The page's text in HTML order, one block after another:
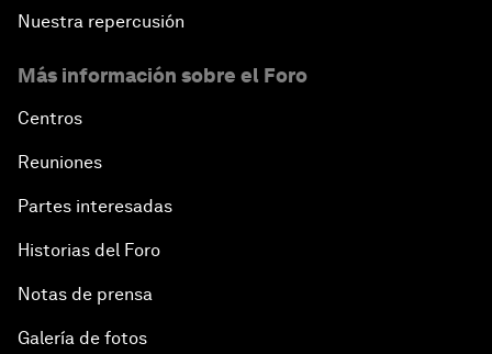
Nuestra repercusión
Más información sobre el Foro
Centros
Reuniones
Partes interesadas
Historias del Foro
Notas de prensa
Galería de fotos